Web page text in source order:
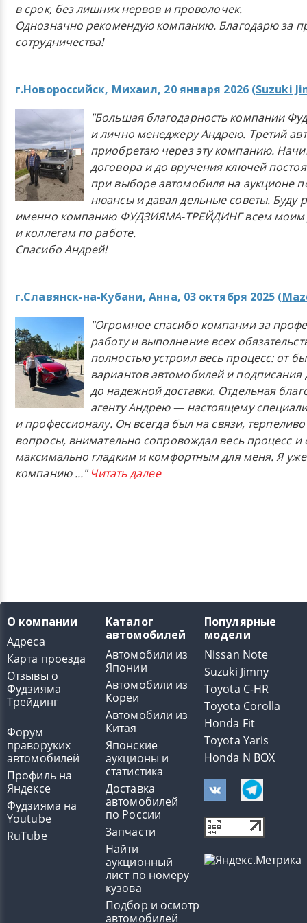
в срок, без лишних нервов и проволочек.
Однозначно рекомендую компанию. Благодарю за
сотрудничества!
г.Новороссийск, Михаил, 20 января 2026 (Suzuki
"Большая благодарность компании
и лично менеджеру Андрею. Третий
приобретаю через эту компанию.
договора и до вручения ключей
при выборе автомобиля на аукционе
нюансы и давал дельные советы. Буду
именно компанию ФУДЗИЯМА-ТРЕЙДИНГ всем моим
и коллегам по работе.
Спасибо Андрей!
г.Славянск-на-Кубани, Анна, 03 октября 2025 (
"Огромное спасибо компании за
работу и выполнение всех
полностью устроил весь процесс: от
вариантов автомобилей и подписания
до надежной доставки. Отдельная
агенту Андрею — настоящему
и профессионалу. Он всегда был на связи,
вопросы, внимательно сопровождал весь процесс и
максимально гладким и комфортным для меня. Я
компанию..." Читать далее
О компании
Адреса
Карта проезда
Отзывы о
Фудзияма
Трейдинг
Форум
праворуких
автомобилей
Профиль на
Яндексе
Фудзияма на
Youtube
RuTube
Каталог
автомобилей
Автомобили из
Японии
Автомобили из
Кореи
Автомобили из
Китая
Японские
аукционы и
статистика
Доставка
автомобилей
по России
Запчасти
Найти
аукционный
лист по номеру
кузова
Подбор и осмотр
автомобилей
Популярные
модели
Nissan Note
Suzuki Jimny
Toyota C-HR
Toyota Corolla
Honda Fit
Toyota Yaris
Honda N BOX